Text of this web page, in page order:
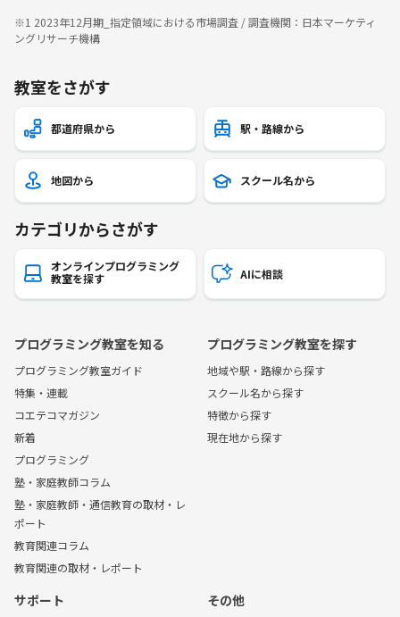
※1 2023年12月期_指定領域における市場調査 / 調査機関：日本マーケティ
ングリサーチ機構
教室をさがす
都道府県から 駅・路線から
地図から スクール名から
カテゴリからさがす
オンラインプログラミング
教室を探す
AIに相談
プログラミング教室を知る
プログラミング教室ガイド
特集・連載
コエテコマガジン
新着
プログラミング
塾・家庭教師コラム
塾・家庭教師・通信教育の取材・レ
ポート
教育関連コラム
教育関連の取材・レポート
プログラミング教室を探す
地域や駅・路線から探す
スクール名から探す
特徴から探す
現在地から探す
サポート その他